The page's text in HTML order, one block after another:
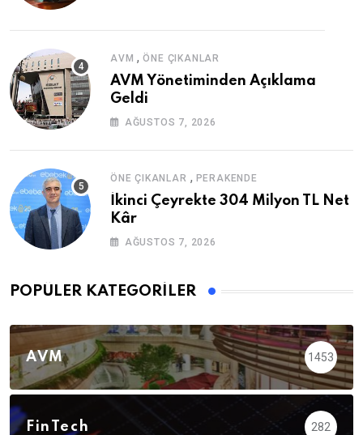
AVM ,ÖNE ÇIKANLAR
AVM Yönetiminden Açıklama
Geldi
AĞUSTOS 7, 2026
ÖNE ÇIKANLAR , PERAKENDE
İkinci Çeyrekte 304 Milyon TL Net
Kâr
AĞUSTOS 7, 2026
POPÜLER KATEGORILER
AVM 1453
FinTech 282